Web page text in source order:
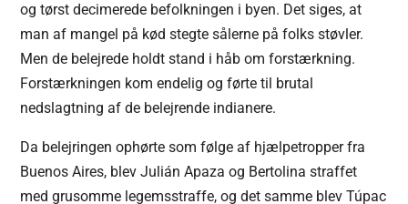
og tørst decimerede befolkningen i byen. Det siges, at
man af mangel på kød stegte sålerne på folks støvler.
Men de belejrede holdt stand i håb om forstærkning.
Forstærkningen kom endelig og førte til brutal
nedslagtning af de belejrende indianere.
Da belejringen ophørte som følge af hjælpetropper fra
Buenos Aires, blev Julián Apaza og Bertolina straffet
med grusomme legemsstraffe, og det samme blev Túpac